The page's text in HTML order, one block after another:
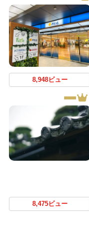
8,948ビュー
8,475ビュー